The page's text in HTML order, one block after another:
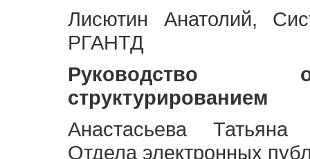
Лисютин Анатолий,
РГАНТД
Руководство
структурированием
Анастасьева Татьяна
Отдела электронных